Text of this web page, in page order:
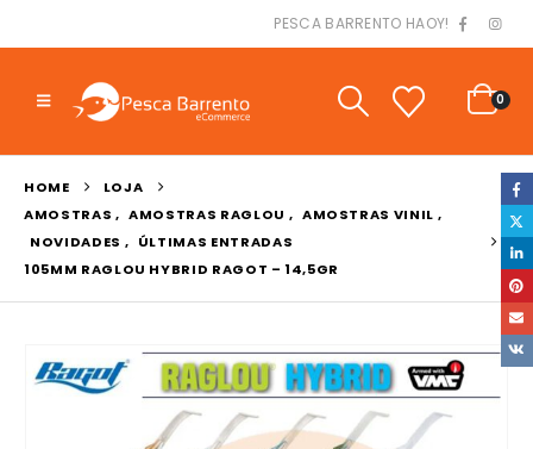
PESCA BARRENTO HAOY!
0
HOME
LOJA
AMOSTRAS , AMOSTRAS RAGLOU , AMOSTRAS VINIL ,
NOVIDADES , ÚLTIMAS ENTRADAS
105MM RAGLOU HYBRID RAGOT – 14,5GR